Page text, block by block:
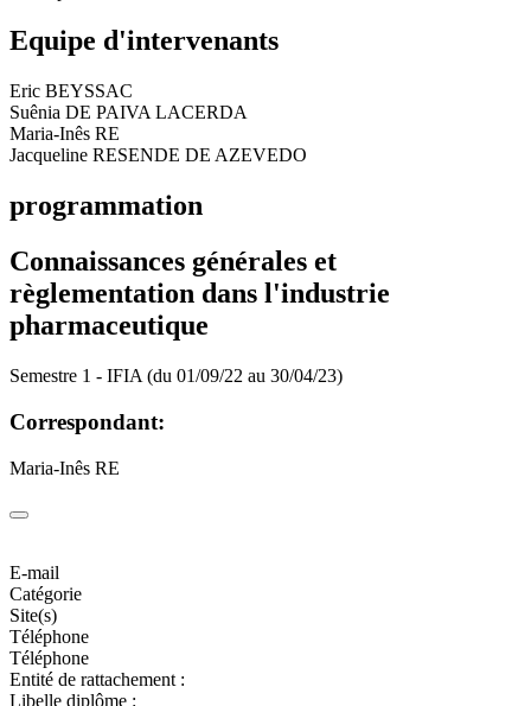
Equipe d'intervenants
Eric BEYSSAC
Suênia DE PAIVA LACERDA
Maria-Inês RE
Jacqueline RESENDE DE AZEVEDO
programmation
Connaissances générales et
règlementation dans l'industrie
pharmaceutique
Semestre 1 - IFIA (du 01/09/22 au 30/04/23)
Correspondant:
Maria-Inês RE
E-mail
Catégorie
Site(s)
Téléphone
Téléphone
Entité de rattachement :
Libelle diplôme :